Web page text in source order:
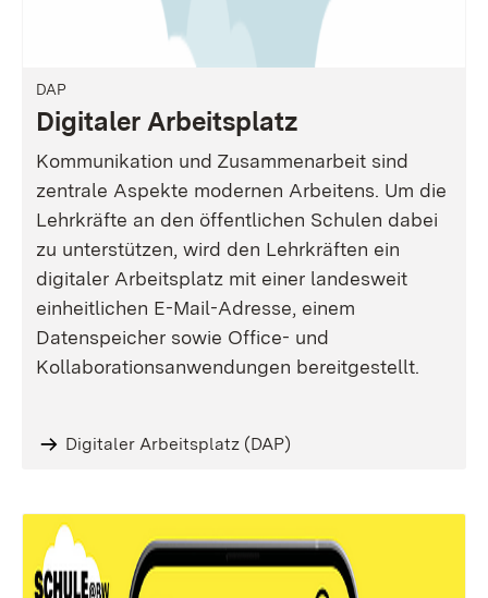
DAP
Digitaler Arbeitsplatz
Kommunikation und Zusammenarbeit sind
zentrale Aspekte modernen Arbeitens. Um die
Lehrkräfte an den öffentlichen Schulen dabei
zu unterstützen, wird den Lehrkräften ein
digitaler Arbeitsplatz mit einer landesweit
einheitlichen E-Mail-Adresse, einem
Datenspeicher sowie Office- und
Kollaborationsanwendungen bereitgestellt.
Digitaler Arbeitsplatz (DAP)